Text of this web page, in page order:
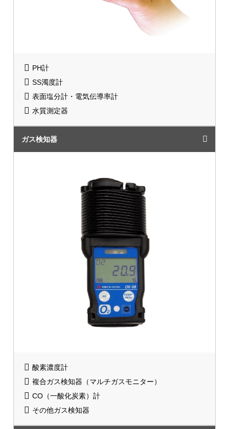
PH計
SS濁度計
表面塩分計・電気伝導率計
水質測定器
ガス検知器
酸素濃度計
複合ガス検知器（マルチガスモニター）
CO（一酸化炭素）計
その他ガス検知器